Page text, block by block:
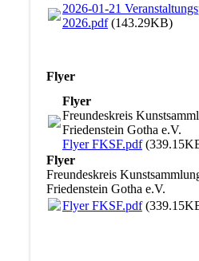
2026-01-21
2026.pdf(143.29KB)
Flyer
Flyer
Freundeskreis
Friedenstein Gotha e.V.
Flyer FKSF.pdf
Flyer
Freundeskreis
Friedenstein Gotha e.V.
Flyer FKSF.pdf